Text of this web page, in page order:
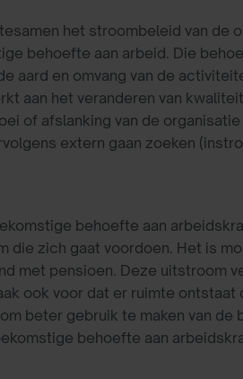
het stroombeleid van de
behoefte aan arbeid. Die
aard en omvang van de
aan het veranderen van
of afslanking van de
extern gaan zoeken
behoefte aan
zich gaat voordoen. Het is
met pensioen. Deze uitstroom
ook voor dat er ruimte
beter gebruik te maken van
behoefte aan